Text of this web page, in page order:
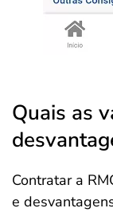
Quais as
Contratar a
e